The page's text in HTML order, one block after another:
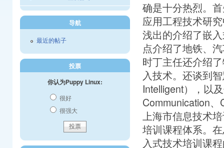
确是十分热烈。
应用工程技术研
浅出的介绍了嵌
点介绍了地铁、
时丁主任还介绍
入技术。还谈到
Intelligent），以
Communication
上海市信息技术
培训课程体系。
入式技术培训课
导航
最近的帖子
投票
你认为Puppy Linux:
很好
很强大